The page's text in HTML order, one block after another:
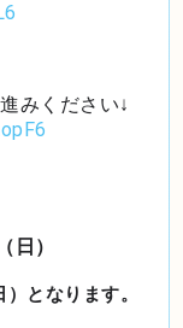
みください↓
日）
となります。